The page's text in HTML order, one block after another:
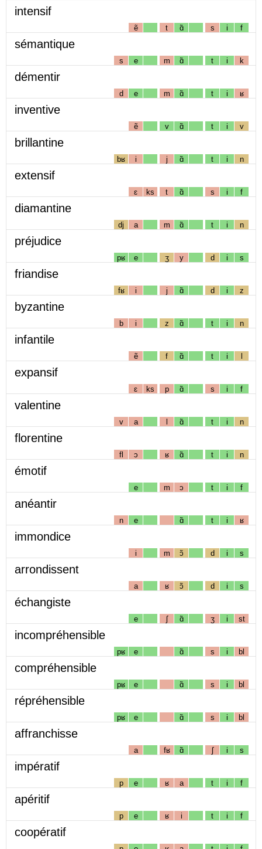
intensif
ẽ t ɑ̃ s i f
sémantique
s e m ɑ̃ t i k
démentir
d e m ɑ̃ t i ʁ
inventive
ẽ v ɑ̃ t i v
brillantine
bʁ i j ɑ̃ t i n
extensif
ɛ ks t ɑ̃ s i f
diamantine
dj a m ɑ̃ t i n
préjudice
pʁ e ʒ y d i s
friandise
fʁ i j ɑ̃ d i z
byzantine
b i z ɑ̃ t i n
infantile
ẽ f ɑ̃ t i l
expansif
ɛ ks p ɑ̃ s i f
valentine
v a l ɑ̃ t i n
florentine
fl ɔ ʁ ɑ̃ t i n
émotif
e m ɔ t i f
anéantir
n e ɑ̃ t i ʁ
immondice
i m ɔ̃ d i s
arrondissent
a ʁ ɔ̃ d i s
échangiste
e ʃ ɑ̃ ʒ i st
incompréhensible
pʁ e ɑ̃ s i bl
compréhensible
pʁ e ɑ̃ s i bl
répréhensible
pʁ e ɑ̃ s i bl
affranchisse
a fʁ ɑ̃ ʃ i s
impératif
p e ʁ a t i f
apéritif
p e ʁ i t i f
coopératif